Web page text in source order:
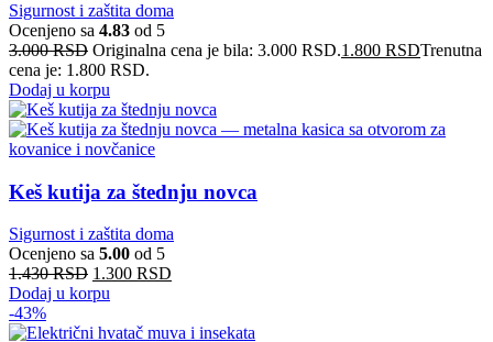
Sigurnost i zaštita doma
Ocenjeno sa 4.83 od 5
3.000RSD Originalna cena je bila: 3.000 RSD.1.800 RSDTrenutna
cena je: 1.800 RSD.
Dodaj u korpu
Keš kutija za štednju novca
Sigurnost i zaštita doma
Ocenjeno sa 5.00 od 5
1.430RSD 1.300 RSD
Dodaj u korpu
-43%